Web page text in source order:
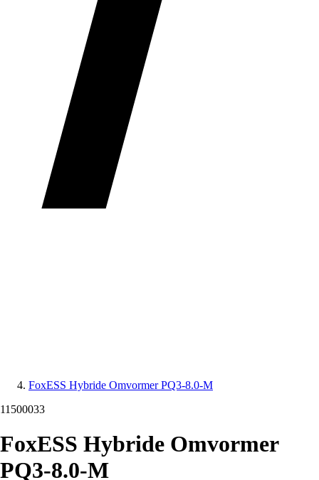
FoxESS Hybride Omvormer PQ3-8.0-M
11500033
FoxESS Hybride Omvormer
PQ3-8.0-M